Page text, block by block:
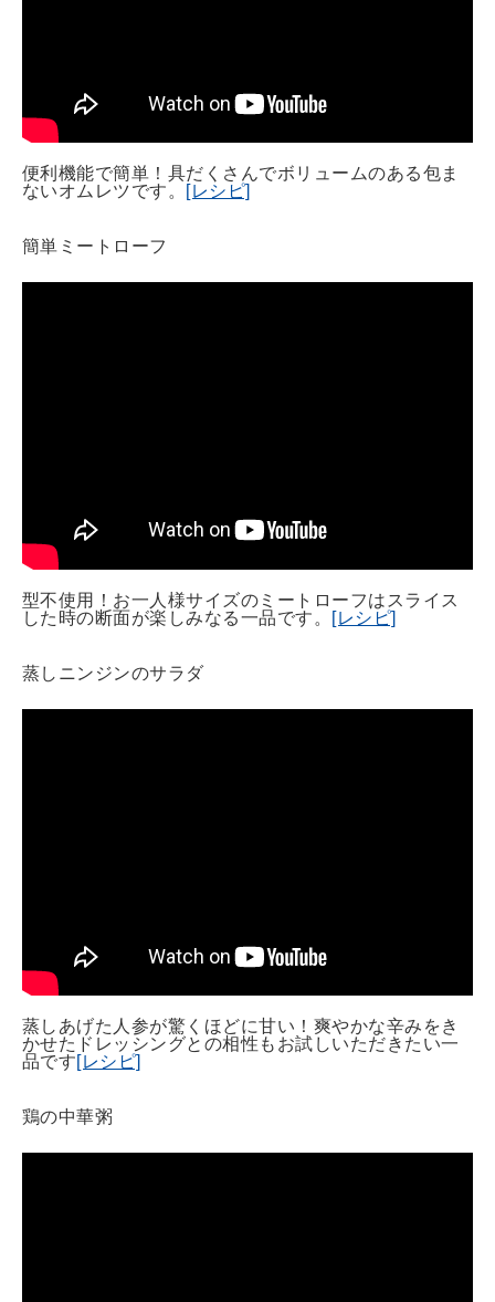
便利機能で簡単！具だくさんでボリュームのある包ま
ないオムレツです。 [レシピ]
簡単ミートローフ
型不使用！お一人様サイズのミートローフはスライス
した時の断面が楽しみなる一品です。
[レシピ]
蒸しニンジンのサラダ
蒸しあげた人参が驚くほどに甘い！爽やかな辛みをき
かせたドレッシングとの相性もお試しいただきたい一
品です[レシピ]
鶏の中華粥